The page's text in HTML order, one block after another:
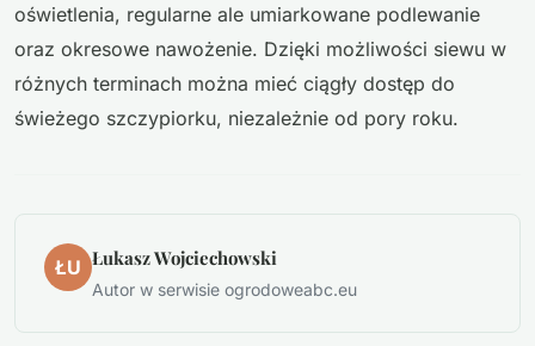
oświetlenia, regularne ale umiarkowane podlewanie
oraz okresowe nawożenie. Dzięki możliwości siewu w
różnych terminach można mieć ciągły dostęp do
świeżego szczypiorku, niezależnie od pory roku.
ŁU Łukasz Wojciechowski
Autor w serwisie ogrodoweabc.eu